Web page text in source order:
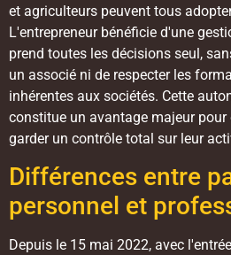
et agriculteurs peuvent tous
L'entrepreneur bénéficie d'une
prend toutes les décisions seul,
un associé ni de respecter les
inhérentes aux sociétés. Cette
constitue un avantage majeur
garder un contrôle total sur leur
Différences entre
personnel et
Depuis le 15 mai 2022, avec